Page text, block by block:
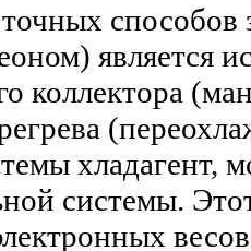
способов
является
коллектора
хладагент,
системы.